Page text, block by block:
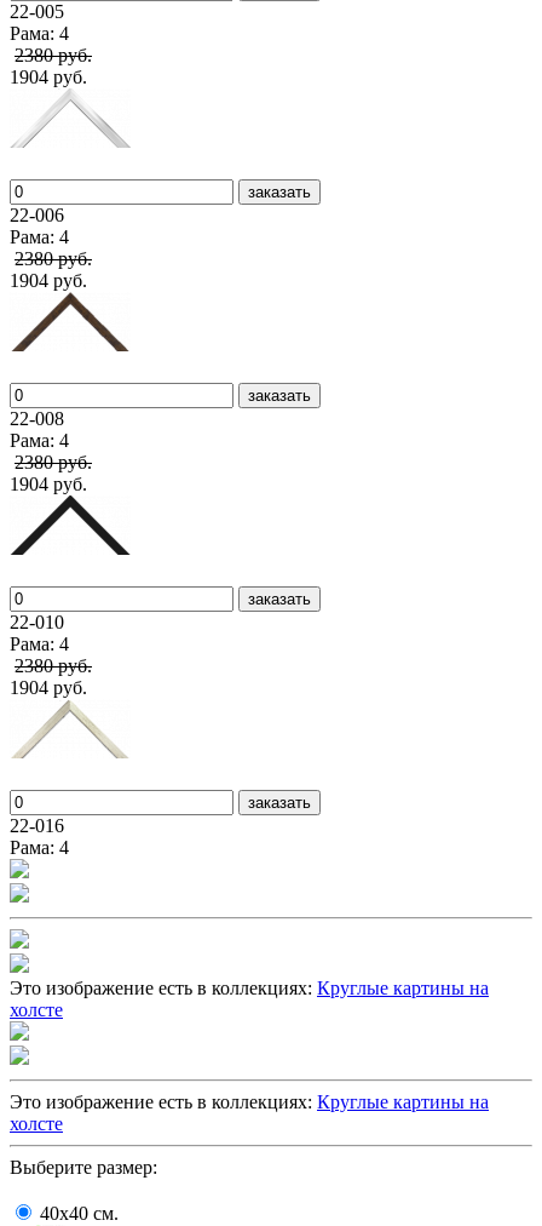
22-005
Рама: 4
2380 руб.
1904 руб.
заказать
22-006
Рама: 4
2380 руб.
1904 руб.
заказать
22-008
Рама: 4
2380 руб.
1904 руб.
заказать
22-010
Рама: 4
2380 руб.
1904 руб.
заказать
22-016
Рама: 4
Это изображение есть в коллекциях: Круглые картины на
холсте
Это изображение есть в коллекциях: Круглые картины на
холсте
Выберите размер:
40x40 cм.